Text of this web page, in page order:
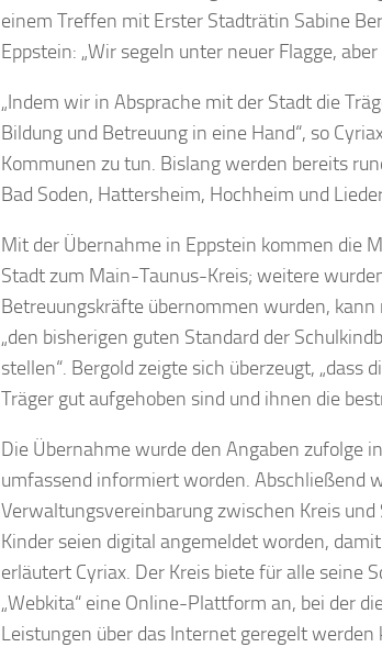
einem Treffen mit Erster Stadträtin Sabine
Eppstein: „Wir segeln unter neuer Flagge,
„Indem wir in Absprache mit der Stadt die
Bildung und Betreuung in eine Hand“, so
Kommunen zu tun. Bislang werden bereits
Bad Soden, Hattersheim, Hochheim und
Mit der Übernahme in Eppstein kommen die
Stadt zum Main-Taunus-Kreis; weitere
Betreuungskräfte übernommen wurden,
„den bisherigen guten Standard der
stellen“. Bergold zeigte sich überzeugt, „dass
Träger gut aufgehoben sind und ihnen die
Die Übernahme wurde den Angaben zufolge
umfassend informiert worden. Abschließend
Verwaltungsvereinbarung zwischen Kreis
Kinder seien digital angemeldet worden,
erläutert Cyriax. Der Kreis biete für alle seine
„Webkita“ eine Online-Plattform an, bei der
Leistungen über das Internet geregelt werden